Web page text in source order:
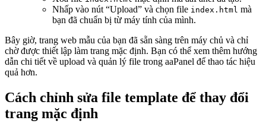
Nhấp vào nút “Upload” và chọn file index.html mà
bạn đã chuẩn bị từ máy tính của mình.
Bây giờ, trang web mẫu của bạn đã sẵn sàng trên máy chủ và chỉ
chờ được thiết lập làm trang mặc định. Bạn có thể xem thêm hướng
dẫn chi tiết về upload và quản lý file trong aaPanel để thao tác hiệu
quả hơn.
Cách chỉnh sửa file template để thay đổi
trang mặc định